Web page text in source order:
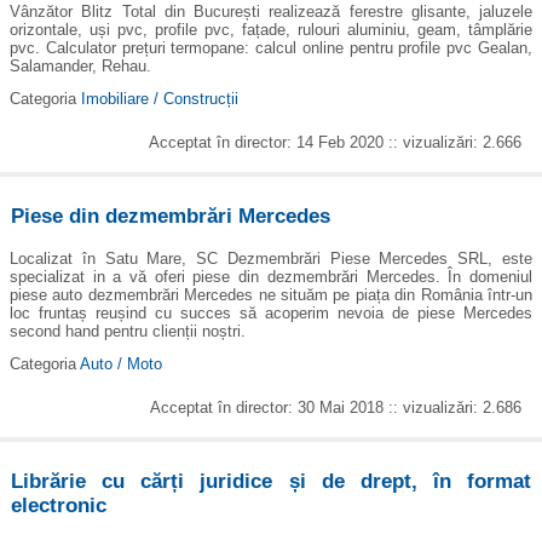
Vânzător Blitz Total din București realizează ferestre glisante, jaluzele
orizontale, uși pvc, profile pvc, fațade, rulouri aluminiu, geam, tâmplărie
pvc. Calculator prețuri termopane: calcul online pentru profile pvc Gealan,
Salamander, Rehau.
Categoria Imobiliare / Construcții
Acceptat în director: 14 Feb 2020 :: vizualizări: 2.666
Piese din dezmembrări Mercedes
Localizat în Satu Mare, SC Dezmembrări Piese Mercedes SRL, este
specializat in a vă oferi piese din dezmembrări Mercedes. În domeniul
piese auto dezmembrări Mercedes ne situăm pe piața din România într-un
loc fruntaș reușind cu succes să acoperim nevoia de piese Mercedes
second hand pentru clienții noștri.
Categoria Auto / Moto
Acceptat în director: 30 Mai 2018 :: vizualizări: 2.686
Librărie cu cărți juridice și de drept, în format
electronic